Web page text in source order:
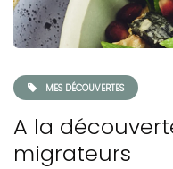
MES DÉCOUVERTES
A la
migrateurs